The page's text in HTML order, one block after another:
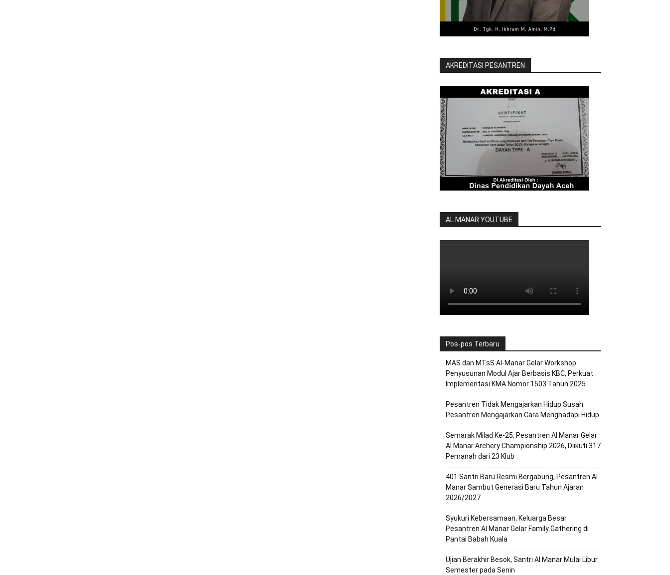
AKREDITASI PESANTREN
AL MANAR YOUTUBE
Pos-pos Terbaru
MAS dan MTsS Al-Manar Gelar Workshop
Penyusunan Modul Ajar Berbasis KBC, Perkuat
Implementasi KMA Nomor 1503 Tahun 2025
Pesantren Tidak Mengajarkan Hidup Susah.
Pesantren Mengajarkan Cara Menghadapi Hidup
Semarak Milad Ke-25, Pesantren Al Manar Gelar
Al Manar Archery Championship 2026, Diikuti 317
Pemanah dari 23 Klub
401 Santri Baru Resmi Bergabung, Pesantren Al
Manar Sambut Generasi Baru Tahun Ajaran
2026/2027
Syukuri Kebersamaan, Keluarga Besar
Pesantren Al Manar Gelar Family Gathering di
Pantai Babah Kuala
Ujian Berakhir Besok, Santri Al Manar Mulai Libur
Semester pada Senin